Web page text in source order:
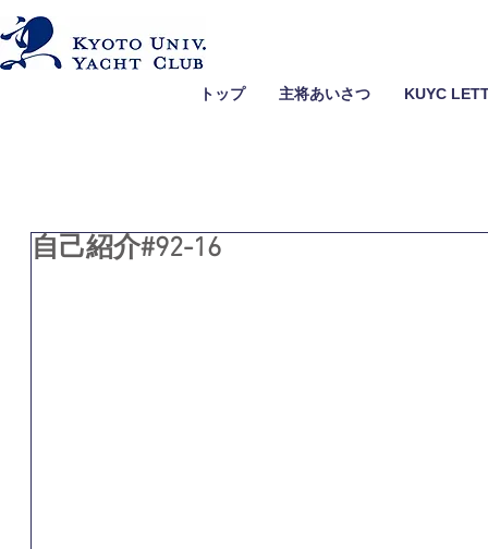
トップ 主将あいさつ KUYC
自己紹介#92-16